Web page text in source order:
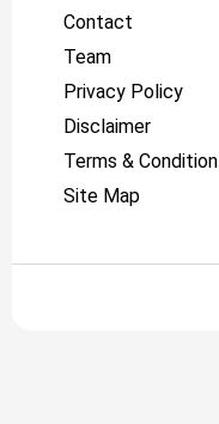
Contact
Team
Privacy Policy
Disclaimer
Terms & Condition
Site Map